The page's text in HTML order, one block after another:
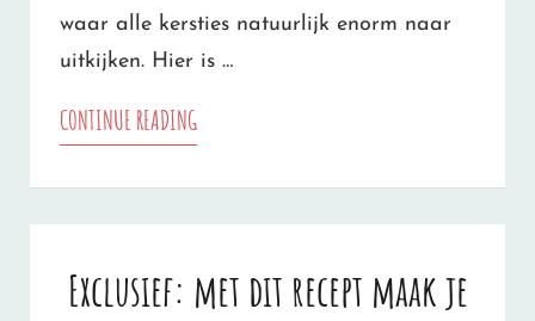
waar alle kersties natuurlijk enorm naar
uitkijken. Hier is …
CONTINUE READINGDEZE
OP
Exclusief: met dit recept maak je